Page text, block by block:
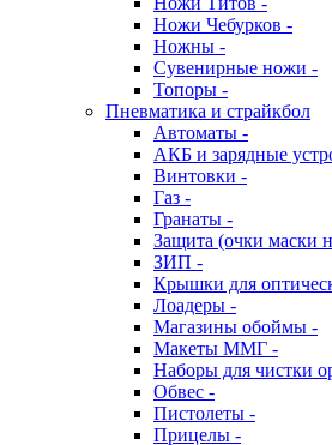
Ножи Чебурков -
Ножны -
Сувенирные ножи -
Топоры -
Пневматика и страйкбол
Автоматы -
АКБ и зарядные
Винтовки -
Газ -
Гранаты -
Защита (очки маски
ЗИП -
Крышки для
Лоадеры -
Магазины обоймы -
Макеты ММГ -
Наборы для чистки
Обвес -
Пистолеты -
Прицелы -